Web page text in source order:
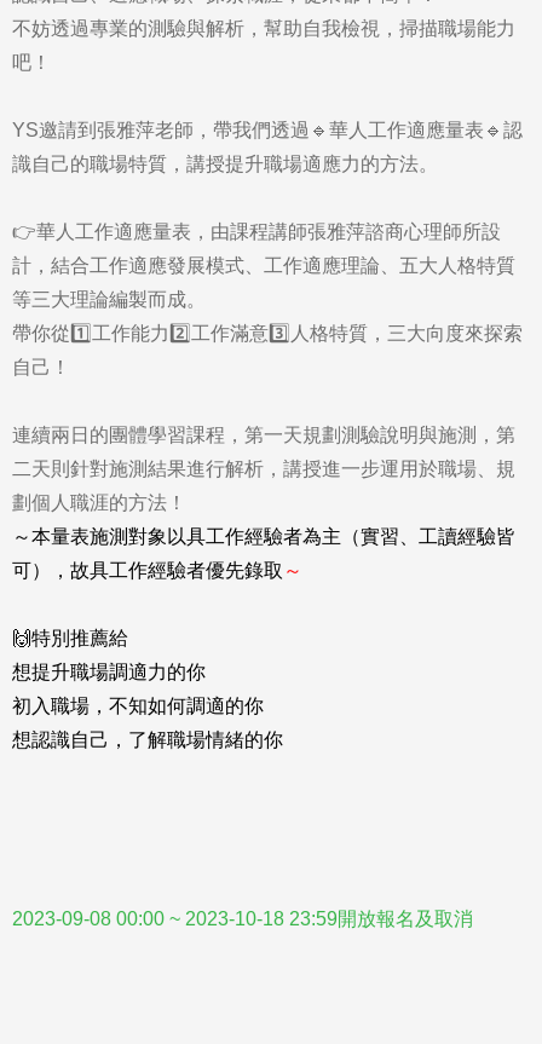
不妨透過專業的測驗與解析，幫助自我檢視，掃描職場能力
吧！
YS邀請到張雅萍老師，帶我們透過🔹華人工作適應量表🔹認
識自己的職場特質，講授提升職場適應力的方法。
👉華人工作適應量表，由課程講師張雅萍諮商心理師所設
計，結合工作適應發展模式、工作適應理論、五大人格特質
等三大理論編製而成。
帶你從1️⃣工作能力2️⃣工作滿意3️⃣人格特質，三大向度來探索
自己！
連續兩日的團體學習課程，第一天規劃測驗說明與施測，第
二天則針對施測結果進行解析，講授進一步運用於職場、規
劃個人職涯的方法！
～本量表施測對象以具工作經驗者為主（實習、工讀經驗皆
可），故具工作經驗者優先錄取 ～
🙌特別推薦給
想提升職場調適力的你
初入職場，不知如何調適的你
想認識自己，了解職場情緒的你
2023-09-08 00:00 ~ 2023-10-18 23:59開放報名及取消